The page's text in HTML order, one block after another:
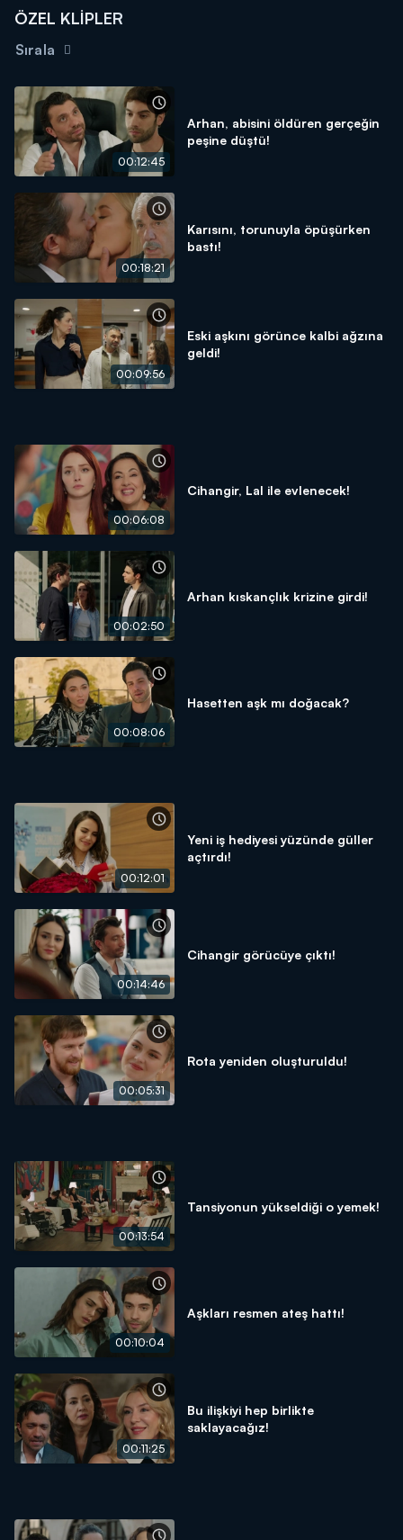
Set arkasından eğlence dolu anlar...
Güzel Aşklar Diyarı Kanal D'de başlıyor!
ÖZEL KLİPLER
Sırala
00:12:45
Arhan, abisini öldüren gerçeğin
peşine düştü!
00:18:21
Karısını, torunuyla öpüşürken
bastı!
00:09:56
Eski aşkını görünce kalbi ağzına
geldi!
00:06:08
Cihangir, Lal ile evlenecek!
00:02:50
Arhan kıskançlık krizine girdi!
00:08:06
Hasetten aşk mı doğacak?
00:12:01
Yeni iş hediyesi yüzünde güller
açtırdı!
00:14:46
Cihangir görücüye çıktı!
00:05:31
Rota yeniden oluşturuldu!
00:13:54
Tansiyonun yükseldiği o yemek!
00:10:04
Aşkları resmen ateş hattı!
00:11:25
Bu ilişkiyi hep birlikte
saklayacağız!